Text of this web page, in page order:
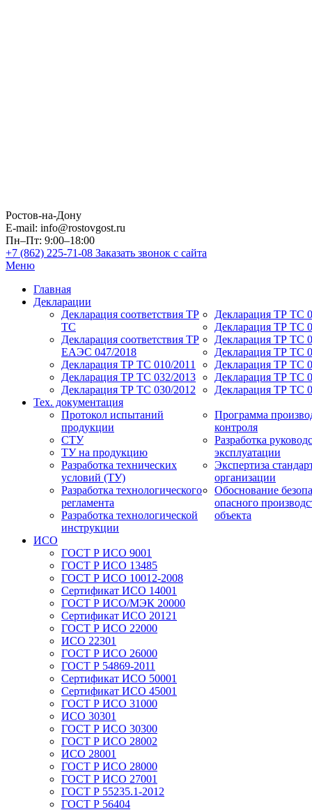
Ростов-на-Дону
E-mail: info@rostovgost.ru
Пн–Пт: 9:00–18:00
+7 (862) 225-71-08 Заказать звонок с сайта
Меню
Главная
Декларации
Декларация соответствия ТР
ТС
Декларация соответствия ТР
ЕАЭС 047/2018
Декларация ТР ТС 010/2011
Декларация ТР ТС 032/2013
Декларация ТР ТС 030/2012
Декларация ТР ТС
Декларация ТР ТС
Декларация ТР ТС
Декларация ТР ТС
Декларация ТР ТС
Декларация ТР ТС
Декларация ТР ТС
Тех. документация
Протокол испытаний
продукции
СТУ
ТУ на продукцию
Разработка технических
условий (ТУ)
Разработка технологического
регламента
Разработка технологической
инструкции
Программа
контроля
Разработка
эксплуатации
Экспертиза
организации
Обоснование
опасного
объекта
ИСО
ГОСТ Р ИСО 9001
ГОСТ Р ИСО 13485
ГОСТ Р ИСО 10012-2008
Сертификат ИСО 14001
ГОСТ Р ИСО/МЭК 20000
Сертификат ИСО 20121
ГОСТ Р ИСО 22000
ИСО 22301
ГОСТ Р ИСО 26000
ГОСТ Р 54869-2011
Сертификат ИСО 50001
Сертификат ИСО 45001
ГОСТ Р ИСО 31000
ИСО 30301
ГОСТ Р ИСО 30300
ГОСТ Р ИСО 28002
ИСО 28001
ГОСТ Р ИСО 28000
ГОСТ Р ИСО 27001
ГОСТ Р 55235.1-2012
ГОСТ Р 56404